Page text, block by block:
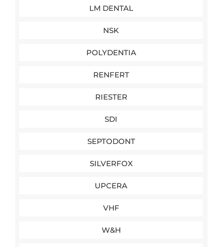
LM DENTAL
NSK
POLYDENTIA
RENFERT
RIESTER
SDI
SEPTODONT
SILVERFOX
UPCERA
VHF
W&H